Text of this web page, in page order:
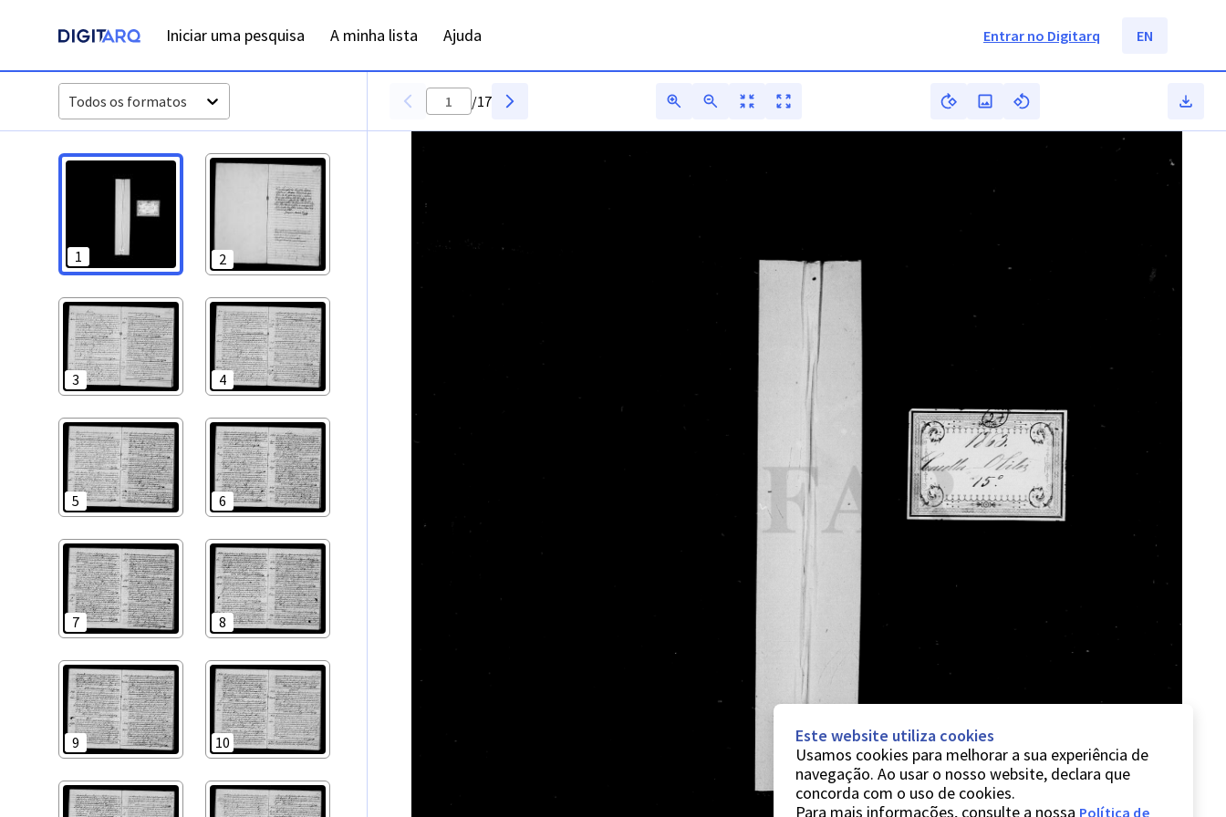
Iniciar uma pesquisa A minha lista Ajuda Entrar no Digitarq EN
Todos os formatos
1 2
3 4
5 6
7 8
9 10
/17
Este website utiliza cookies
Usamos cookies para melhorar a sua experiência de
navegação. Ao usar o nosso website, declara que
concorda com o uso de cookies.
Para mais informações, consulte a nossa Política de